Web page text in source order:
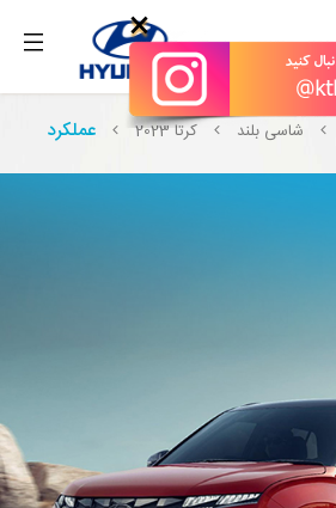
×
شاسی بلند کرتا 2023 عملکرد